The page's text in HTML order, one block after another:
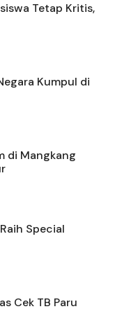
Tetap Kritis,
Kumpul di
di Mangkang
Special
Cek TB Paru